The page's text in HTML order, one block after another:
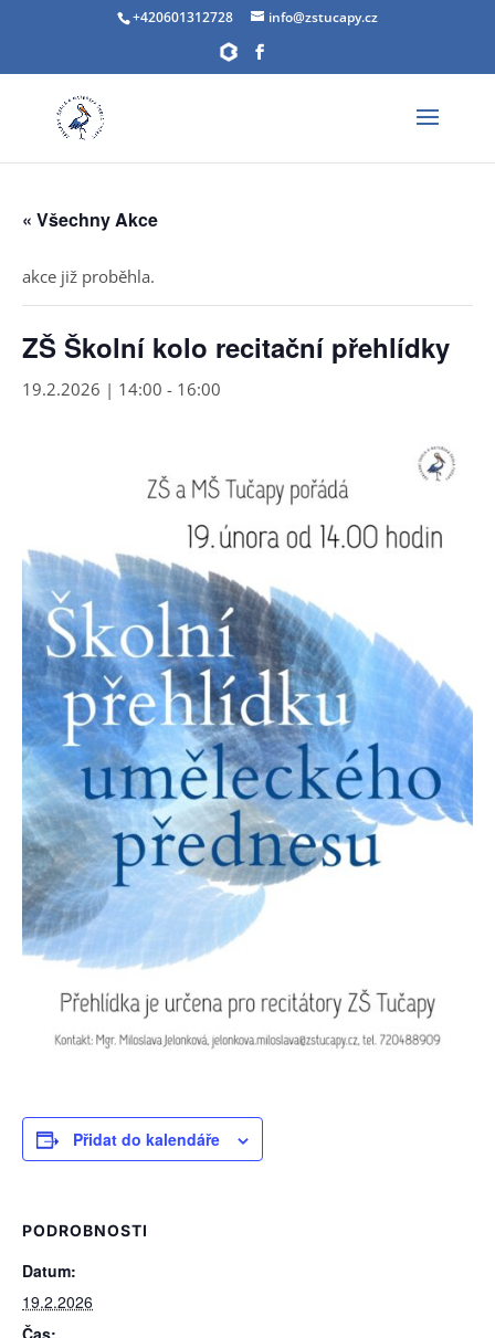
+420601312728 info@zstucapy.cz
« Všechny Akce
akce již proběhla.
ZŠ Školní kolo recitační přehlídky
19.2.2026 | 14:00 - 16:00
Přidat do kalendáře
PODROBNOSTI
Datum:
19.2.2026